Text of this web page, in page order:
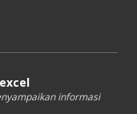
informasi